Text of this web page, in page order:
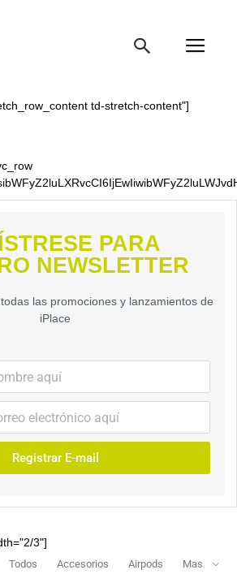
td-stretch-content"]
PARA
NEWSLETTER
las promociones y lanzamientos de
iPlace
Registrar E-mail
3"]
Todos Accesorios Airpods Mas